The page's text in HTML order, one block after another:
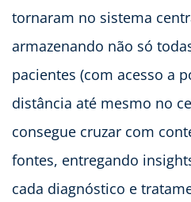
tornaram no sistema
armazenando não só
pacientes (com acesso a
distância até mesmo no
consegue cruzar com
fontes, entregando
cada diagnóstico e